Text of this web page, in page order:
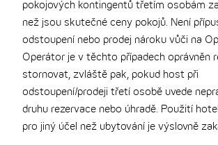
pokojových kontingentů třetím osobám
než jsou skutečné ceny pokojů. Není
odstoupení nebo prodej nároku vůči na
Operátor je v těchto případech oprávněn
stornovat, zvláště pak, pokud host při
odstoupení/prodeji třetí osobě uvede
druhu rezervace nebo úhradě. Použití
pro jiný účel než ubytování je výslovně